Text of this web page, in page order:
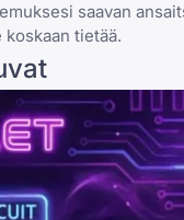
saavan
tietää.